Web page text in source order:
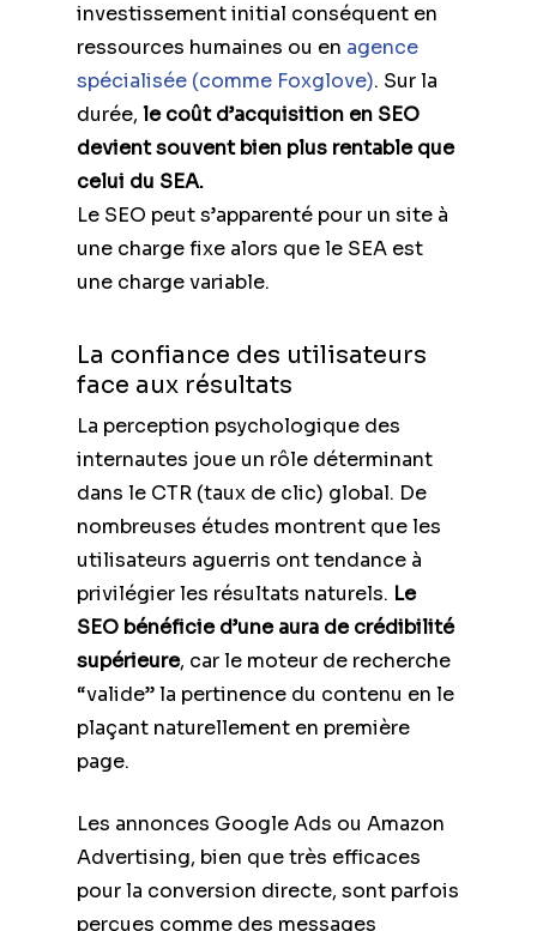
investissement initial conséquent en
ressources humaines ou en agence
spécialisée (comme Foxglove). Sur la
durée, le coût d’acquisition en SEO
devient souvent bien plus rentable que
celui du SEA.
Le SEO peut s’apparenté pour un site à
une charge fixe alors que le SEA est
une charge variable.
La confiance des utilisateurs
face aux résultats
La perception psychologique des
internautes joue un rôle déterminant
dans le CTR (taux de clic) global. De
nombreuses études montrent que les
utilisateurs aguerris ont tendance à
privilégier les résultats naturels. Le
SEO bénéficie d’une aura de crédibilité
supérieure, car le moteur de recherche
“valide” la pertinence du contenu en le
plaçant naturellement en première
page.
Les annonces Google Ads ou Amazon
Advertising, bien que très efficaces
pour la conversion directe, sont parfois
perçues comme des messages